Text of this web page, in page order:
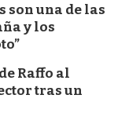
son una de las
y los
Raffo al
tras un